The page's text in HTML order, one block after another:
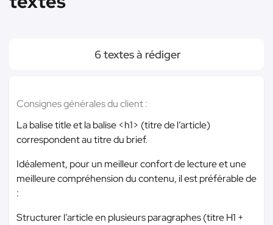
6 textes à rédiger
Consignes générales du client :
La balise title et la balise <h1> (titre de l’article)
correspondent au titre du brief.
Idéalement, pour un meilleur confort de lecture et une
meilleure compréhension du contenu, il est préférable de
:
Structurer l’article en plusieurs paragraphes (titre H1 +